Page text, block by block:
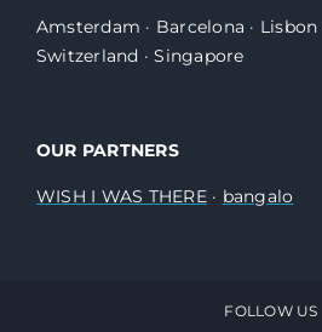
Amsterdam · Barcelona · Lisbon
Switzerland ·Singapore
OUR PARTNERS
WISH I WAS THERE· bangalo
FOLLOW US